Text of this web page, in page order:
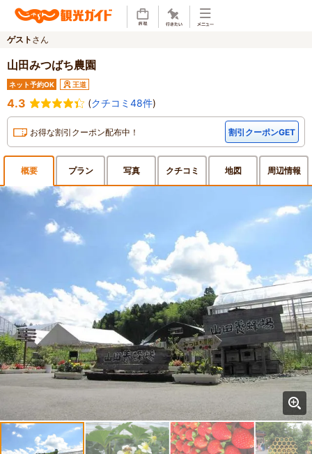
ゲスト さん
山田みつばち農園
ネット予約OK 王道
4.3 (クチコミ48件)
お得な割引クーポン配布中！ 割引クーポンGET
概要 プラン 写真 クチコミ 地図 周辺情報